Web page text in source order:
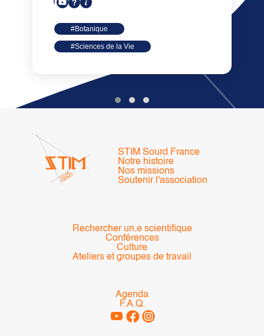
#Botanique
#Sciences de la Vie
STIM Sourd France
Notre histoire
Nos missions
Soutenir l'association
Rechercher un.e scientifique
Conférences
Culture
Ateliers et groupes de travail
Agenda
F.A.Q.